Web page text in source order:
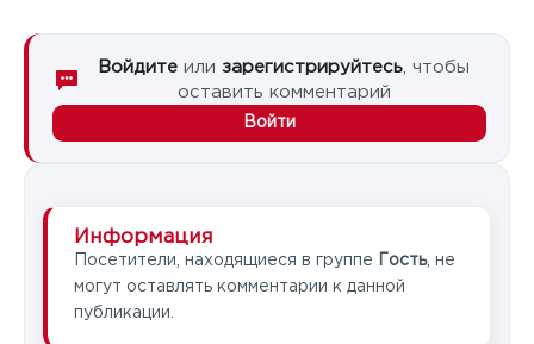
Войдите или зарегистрируйтесь , чтобы
оставить комментарий
Войти
Информация
Посетители, находящиеся в группе Гость, не
могут оставлять комментарии к данной
публикации.